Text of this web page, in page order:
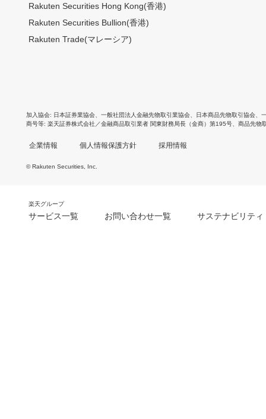
Rakuten Securities Hong Kong(香港)
Rakuten Securities Bullion(香港)
Rakuten Trade(マレーシア)
加入協会 日本証券業協会 一般社団法人金融先物取引業協会 日本商品先物取引協会
商号等 楽天証券株式会社／金融商品取引業者 関東財務局長（金商）第195号、商品先物
企業情報 個人情報保護方針 採用情報
© Rakuten Securities, Inc.
楽天グループ
サービス一覧 お問い合わせ一覧 サステナビリティ